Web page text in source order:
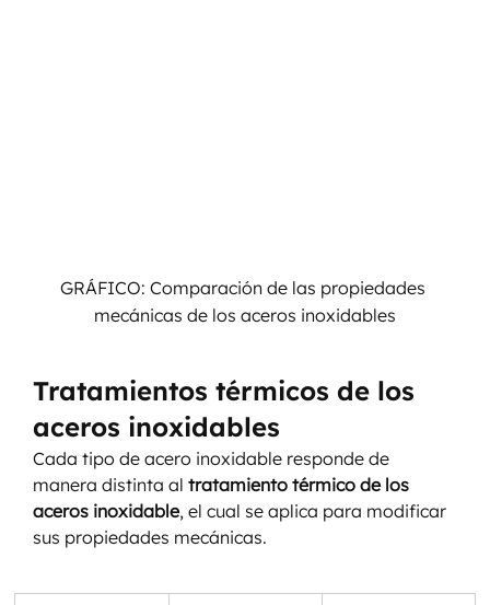
GRÁFICO: Comparación de las propiedades
mecánicas de los aceros inoxidables
Tratamientos térmicos de los
aceros inoxidables
Cada tipo de acero inoxidable responde de
manera distinta al tratamiento térmico de los
aceros inoxidable, el cual se aplica para modificar
sus propiedades mecánicas.